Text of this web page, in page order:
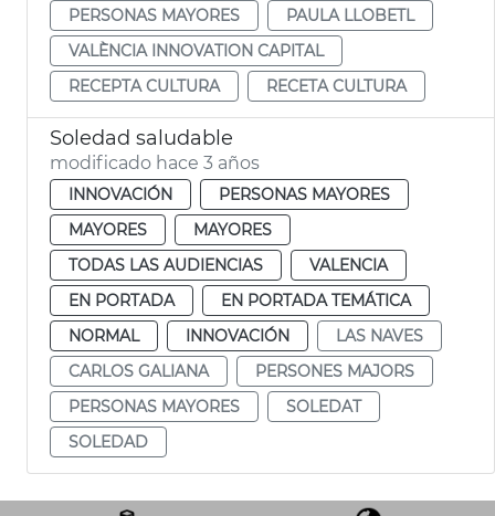
PERSONAS MAYORES
PAULA LLOBETL
VALÈNCIA INNOVATION CAPITAL
RECEPTA CULTURA
RECETA CULTURA
Soledad saludable
modificado hace 3 años
INNOVACIÓN
PERSONAS MAYORES
MAYORES
MAYORES
TODAS LAS AUDIENCIAS
VALENCIA
EN PORTADA
EN PORTADA TEMÁTICA
NORMAL
INNOVACIÓN
LAS NAVES
CARLOS GALIANA
PERSONES MAJORS
PERSONAS MAYORES
SOLEDAT
SOLEDAD